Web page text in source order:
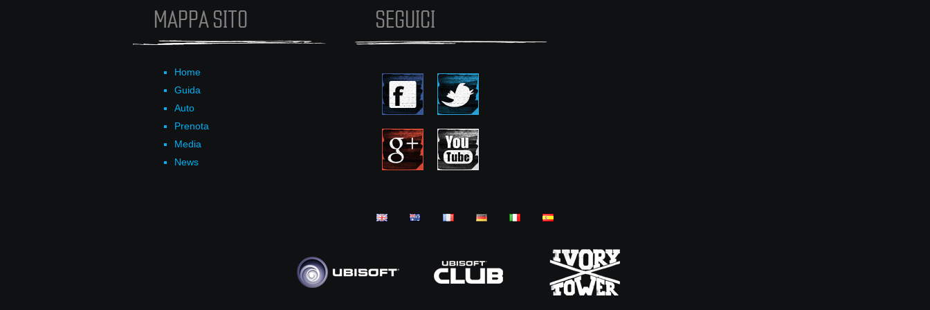
MAPPA SITO
Home
Guida
Auto
Prenota
Media
News
SEGUICI